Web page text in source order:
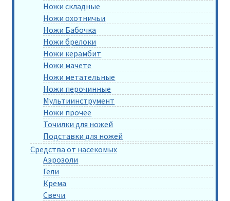
Ножи складные
Ножи охотничьи
Ножи Бабочка
Ножи брелоки
Ножи керамбит
Ножи мачете
Ножи метательные
Ножи перочинные
Мультиинструмент
Ножи прочее
Точилки для ножей
Подставки для ножей
Средства от насекомых
Аэрозоли
Гели
Крема
Свечи